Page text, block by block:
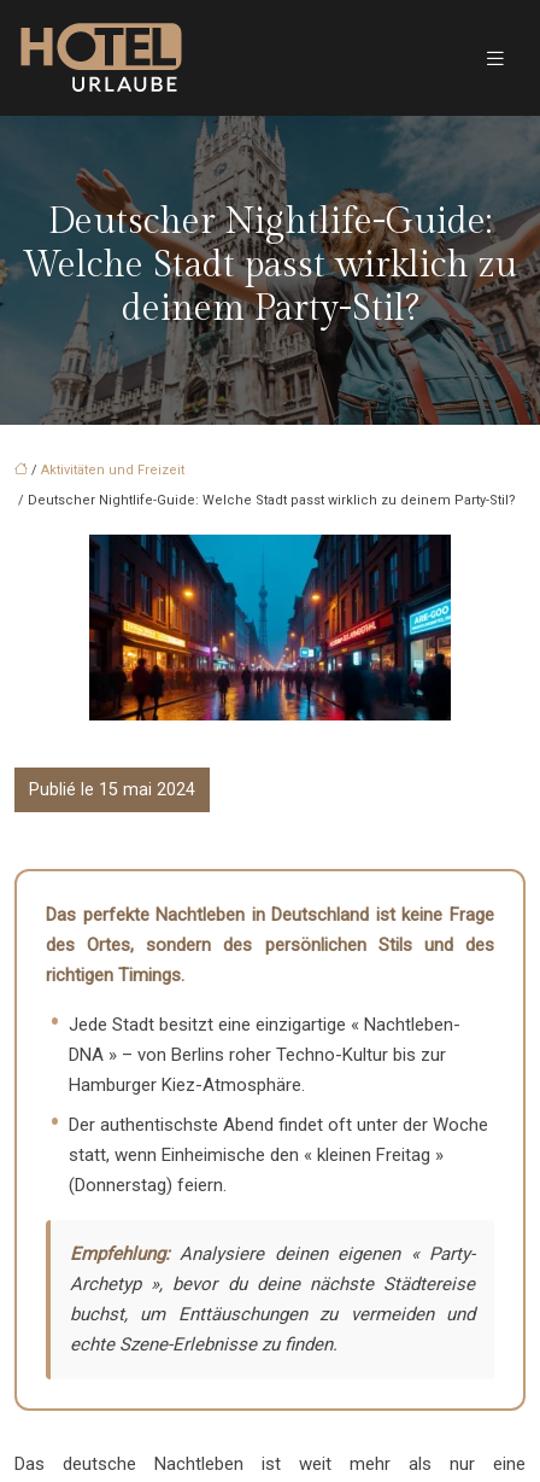
Deutscher Nightlife-Guide:
Welche Stadt passt wirklich zu
deinem Party-Stil?
/ Aktivitäten und Freizeit
/ Deutscher Nightlife-Guide: Welche Stadt passt wirklich zu deinem Party-Stil?
Publié le 15 mai 2024
Das perfekte Nachtleben in Deutschland ist keine Frage
des Ortes, sondern des persönlichen Stils und des
richtigen Timings.
Jede Stadt besitzt eine einzigartige « Nachtleben-
DNA » – von Berlins roher Techno-Kultur bis zur
Hamburger Kiez-Atmosphäre.
Der authentischste Abend findet oft unter der Woche
statt, wenn Einheimische den « kleinen Freitag »
(Donnerstag) feiern.
Empfehlung:Analysiere deinen eigenen « Party-
Archetyp », bevor du deine nächste Städtereise
buchst, um Enttäuschungen zu vermeiden und
echte Szene-Erlebnisse zu finden.
Das deutsche Nachtleben ist weit mehr als nur eine